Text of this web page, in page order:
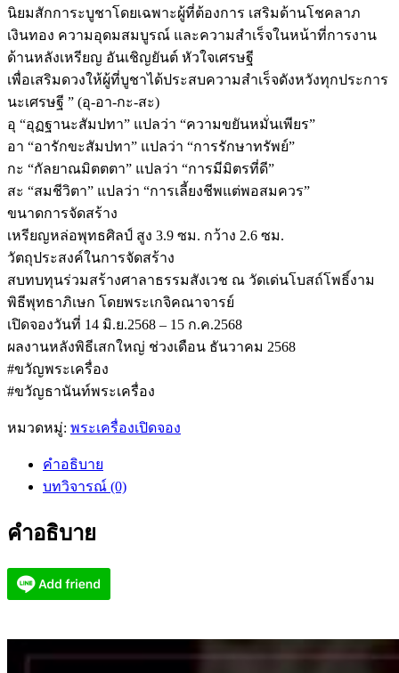
นิยมสักการะบูชาโดยเฉพาะผู้ที่ต้องการ เสริมด้านโชคลาภ
เงินทอง ความอุดมสมบูรณ์ และความสำเร็จในหน้าที่การงาน
ด้านหลังเหรียญ อันเชิญยันต์ หัวใจเศรษฐี
เพื่อเสริมดวงให้ผู้ที่บูชาได้ประสบความสำเร็จดังหวังทุกประการ
นะเศรษฐี ” (อุ-อา-กะ-สะ)
อุ “อุฏฐานะสัมปทา” แปลว่า “ความขยันหมั่นเพียร”
อา “อารักขะสัมปทา” แปลว่า “การรักษาทรัพย์”
กะ “กัลยาณมิตตตา” แปลว่า “การมีมิตรที่ดี”
สะ “สมชีวิตา” แปลว่า “การเลี้ยงชีพแต่พอสมควร”
ขนาดการจัดสร้าง
เหรียญหล่อพุทธศิลป์ สูง 3.9 ซม. กว้าง 2.6 ซม.
วัตถุประสงค์ในการจัดสร้าง
สบทบทุนร่วมสร้างศาลาธรรมสังเวช ณ วัดเด่นโบสถ์โพธิ์งาม
พิธีพุทธาภิเษก โดยพระเกจิคณาจารย์
เปิดจองวันที่ 14 มิ.ย.2568 – 15 ก.ค.2568
ผลงานหลังพิธีเสกใหญ่ ช่วงเดือน ธันวาคม 2568
#ขวัญพระเครื่อง
#ขวัญธานันท์พระเครื่อง
หมวดหมู่: พระเครื่องเปิดจอง
คำอธิบาย
บทวิจารณ์ (0)
คำอธิบาย